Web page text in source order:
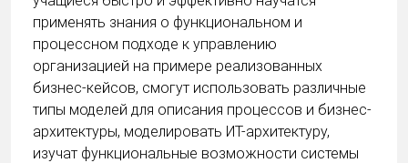
применять знания о функциональном и
процессном подходе к управлению
организацией на примере реализованных
бизнес-кейсов, смогут использовать различные
типы моделей для описания процессов и бизнес-
архитектуры, моделировать ИТ-архитектуру,
изучат функциональные возможности системы